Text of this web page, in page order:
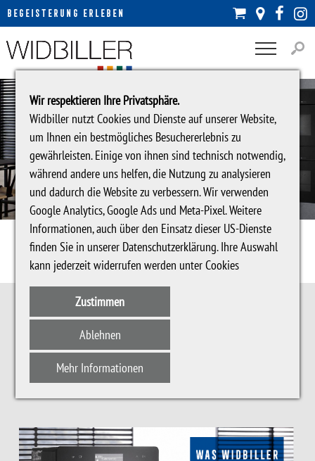
BEGEISTERUNG ERLEBEN    

 
RUNDUM-SORGLOS-SERVICE
BEI WIDBILLER
Wir respektieren Ihre Privatsphäre.
Widbiller nutzt Cookies und Dienste auf unserer Website,
um Ihnen ein bestmögliches Besuchererlebnis zu
gewährleisten. Einige von ihnen sind technisch notwendig,
während andere uns helfen, die Nutzung zu analysieren
und dadurch die Website zu verbessern. Wir verwenden
Google Analytics, Google Ads und Meta-Pixel. Weitere
Informationen, auch über den Einsatz dieser US-Dienste
finden Sie in unserer Datenschutzerklärung. Ihre Auswahl
kann jederzeit widerrufen werden unterCookies
Zustimmen
Ablehnen
Mehr Informationen